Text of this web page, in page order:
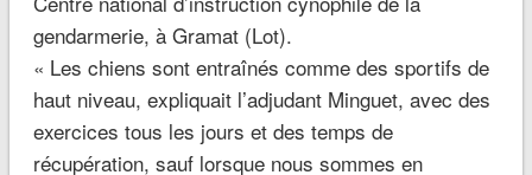
gendarmerie, à Gramat (Lot).
« Les chiens sont entraînés comme des sportifs de
haut niveau, expliquait l’adjudant Minguet, avec des
exercices tous les jours et des temps de
récupération, sauf lorsque nous sommes en